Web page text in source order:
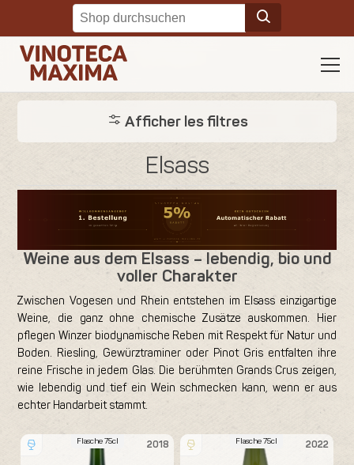
Afficher les filtres
Elsass
Weine aus dem Elsass – lebendig, bio und
voller Charakter
Zwischen Vogesen und Rhein entstehen im Elsass einzigartige
Weine, die ganz ohne chemische Zusätze auskommen. Hier
pflegen Winzer biodynamische Reben mit Respekt für Natur und
Boden. Riesling, Gewürztraminer oder Pinot Gris entfalten ihre
reine Frische in jedem Glas. Die berühmten Grands Crus zeigen,
wie lebendig und tief ein Wein schmecken kann, wenn er aus
echter Handarbeit stammt.
2018
Flasche 75cl 2022
Flasche 75cl